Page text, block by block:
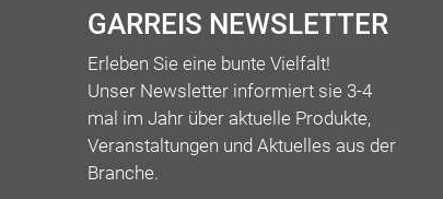
GARREIS NEWSLETTER
Erleben Sie eine bunte Vielfalt!
Unser Newsletter informiert sie 3-4
mal im Jahr über aktuelle Produkte,
Veranstaltungen und Aktuelles aus der
Branche.